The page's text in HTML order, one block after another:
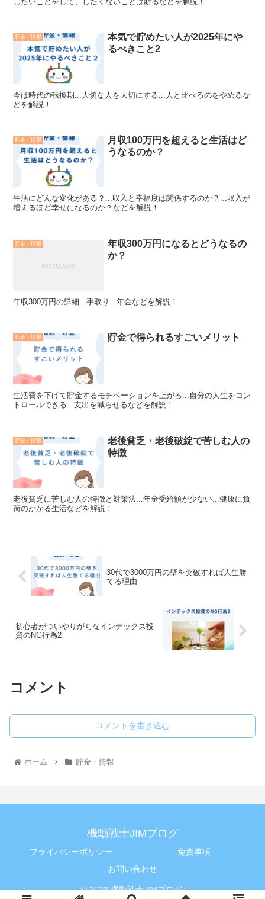
貯金・情報
本気で貯めたい人が2025年にや
るべきこと2
今は時代の転換期...大切な人を大切にする...人と比べるのをやめるな
どを解説！
貯金・情報
月収100万円を超えると生活はど
うなるのか？
生活にどんな変化がある？...収入と幸福度は関係するのか？...収入が
増えるほど幸せになるのか？などを解説！
貯金・情報
年収300万円になるとどうなるの
か？
年収300万円の詳細...手取り...年金などを解説！
貯金・情報 貯金で得られるすごいメリット
生活費を下げて貯金するモチベーションを上がる...自分の人生をコン
トロールできる...支出を減らせるなどを解説！
貯金・情報
老後貧乏・老後破綻で苦しむ人の
特徴
老後貧乏に苦しむ人の特徴と対策法...年金受給額が少ない...健康に負
荷のかかる生活などを解説！
30代で3000万円の壁を突破すれば人生勝
てる理由
初心者がついやりがちなインデックス投
資のNG行為2
コメント
コメントを書き込む
ホーム 貯金・情報
機動戦士JIMブログ
プライバシーポリシー
免責事項
お問い合わせ
© 2023 機動戦士JIMブログ.